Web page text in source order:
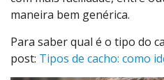
maneira bem genérica.
Para saber qual é o tipo do
post: Tipos de cacho: como